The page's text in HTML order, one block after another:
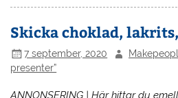
Skicka choklad,
7 september, 2020
presenter”
ANNONSERING | Här hittar du